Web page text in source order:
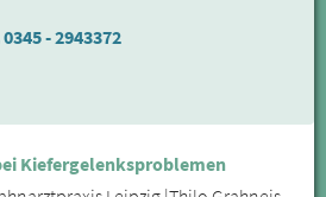
0345 - 2943372
Kiefergelenksproblemen